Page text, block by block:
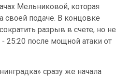
Мельниковой, которая
своей подаче. В концовке
разрыв в счете, но не
25:20 после мощной атаки от
сразу же начала